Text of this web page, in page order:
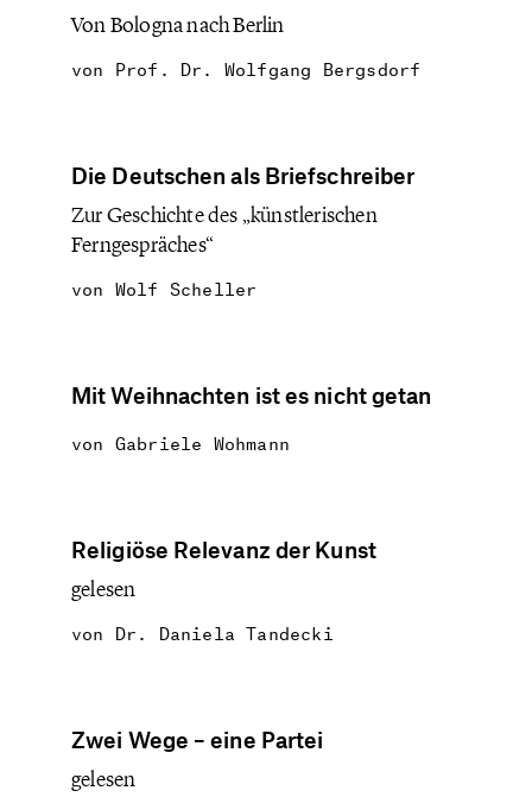
Von Bologna nach Berlin
von Prof. Dr. Wolfgang Bergsdorf
Die Deutschen als Briefschreiber
Zur Geschichte des „künstlerischen
Ferngespräches“
von Wolf Scheller
Mit Weihnachten ist es nicht getan
von Gabriele Wohmann
Religiöse Relevanz der Kunst
gelesen
von Dr. Daniela Tandecki
Zwei Wege – eine Partei
gelesen